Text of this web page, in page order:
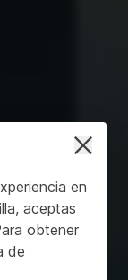
en
aceptas
obtener
de